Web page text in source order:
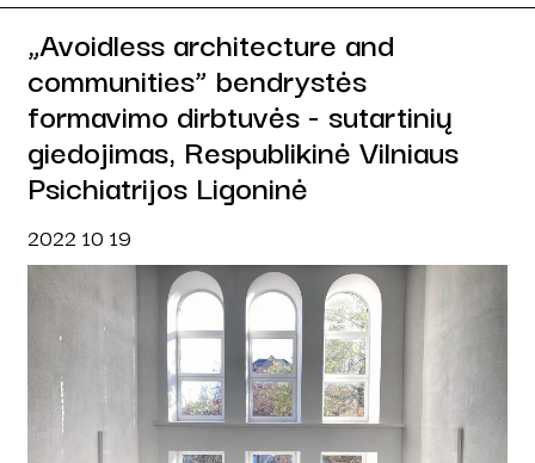
„Avoidless architecture and
communities” bendrystės
formavimo dirbtuvės - sutartinių
giedojimas, Respublikinė Vilniaus
Psichiatrijos Ligoninė
2022 10 19